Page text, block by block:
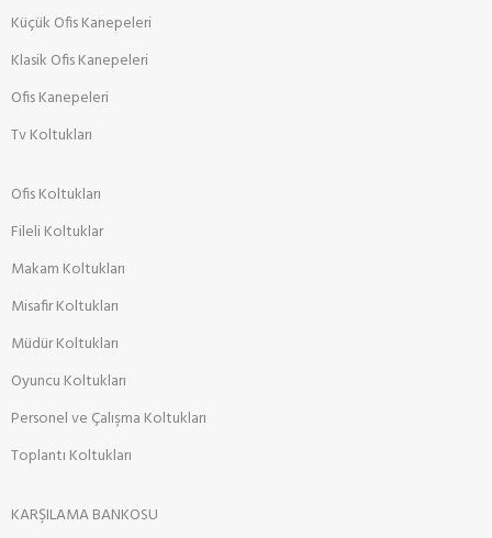
Küçük Ofis Kanepeleri
Klasik Ofis Kanepeleri
Ofis Kanepeleri
Tv Koltukları
Ofis Koltukları
Fileli Koltuklar
Makam Koltukları
Misafir Koltukları
Müdür Koltukları
Oyuncu Koltukları
Personel ve Çalışma Koltukları
Toplantı Koltukları
KARŞILAMA BANKOSU